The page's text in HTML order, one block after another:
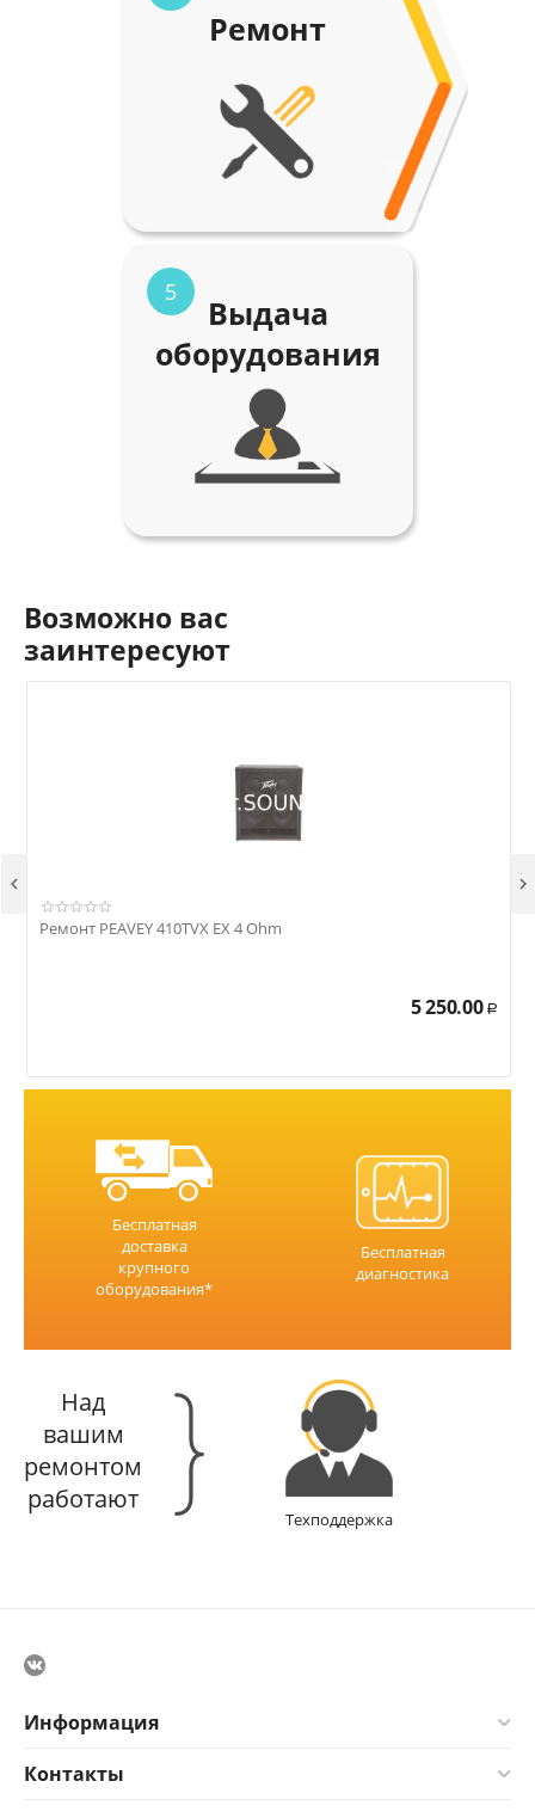
Ремонт
5
Выдача
оборудования
Возможно вас
заинтересуют
Ремонт PEAVEY 410TVX EX 4 Ohm
5 250.00 Р
 
Бесплатная
доставка
крупного
оборудования*
Бесплатная
диагностика
Над
вашим
ремонтом
работают
Техподдержка
Информация
Контакты